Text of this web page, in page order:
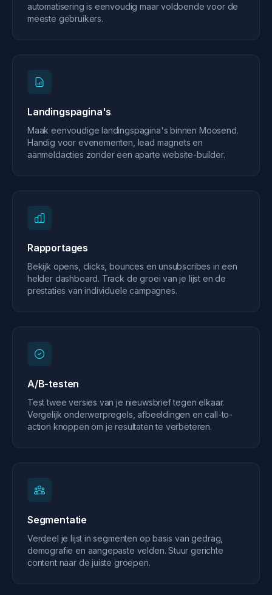
automatisering is eenvoudig maar voldoende voor de
meeste gebruikers.
Landingspagina's
Maak eenvoudige landingspagina's binnen Moosend.
Handig voor evenementen, lead magnets en
aanmeldacties zonder een aparte website-builder.
Rapportages
Bekijk opens, clicks, bounces en unsubscribes in een
helder dashboard. Track de groei van je lijst en de
prestaties van individuele campagnes.
A/B-testen
Test twee versies van je nieuwsbrief tegen elkaar.
Vergelijk onderwerpregels, afbeeldingen en call-to-
action knoppen om je resultaten te verbeteren.
Segmentatie
Verdeel je lijst in segmenten op basis van gedrag,
demografie en aangepaste velden. Stuur gerichte
content naar de juiste groepen.